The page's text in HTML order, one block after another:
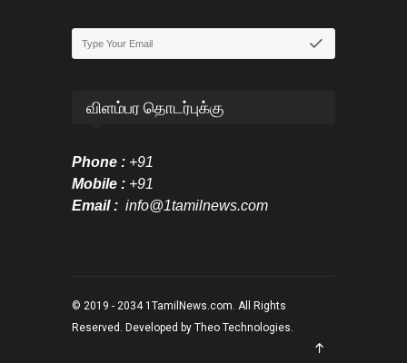
விளம்பர தொடர்புக்கு
Phone : +91
Mobile : +91
Email : info@1tamilnews.com
© 2019 - 2034 1TamilNews.com. All Rights
Reserved. Developed by Theo Technologies.